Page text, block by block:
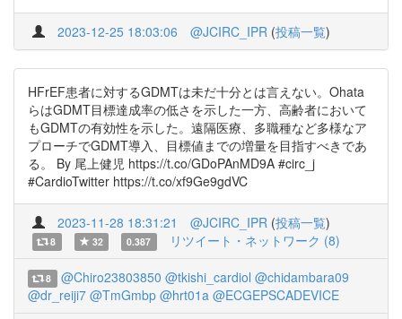
2023-12-25 18:03:06 @JCIRC_IPR (投稿一覧)
HFrEF患者に対するGDMTは未だ十分とは言えない。Ohata
らはGDMT目標達成率の低さを示した一方、高齢者において
もGDMTの有効性を示した。遠隔医療、多職種など多様なア
プローチでGDMT導入、目標値までの増量を目指すべきであ
る。 By 尾上健児 https://t.co/GDoPAnMD9A #circ_j
#CardioTwitter https://t.co/xf9Ge9gdVC
2023-11-28 18:31:21 @JCIRC_IPR (投稿一覧)
8 32 0.387 リツイート・ネットワーク (8)
8 @Chiro23803850 @tkishi_cardiol @chidambara09
@dr_reiji7 @TmGmbp @hrt01a @ECGEPSCADEVICE